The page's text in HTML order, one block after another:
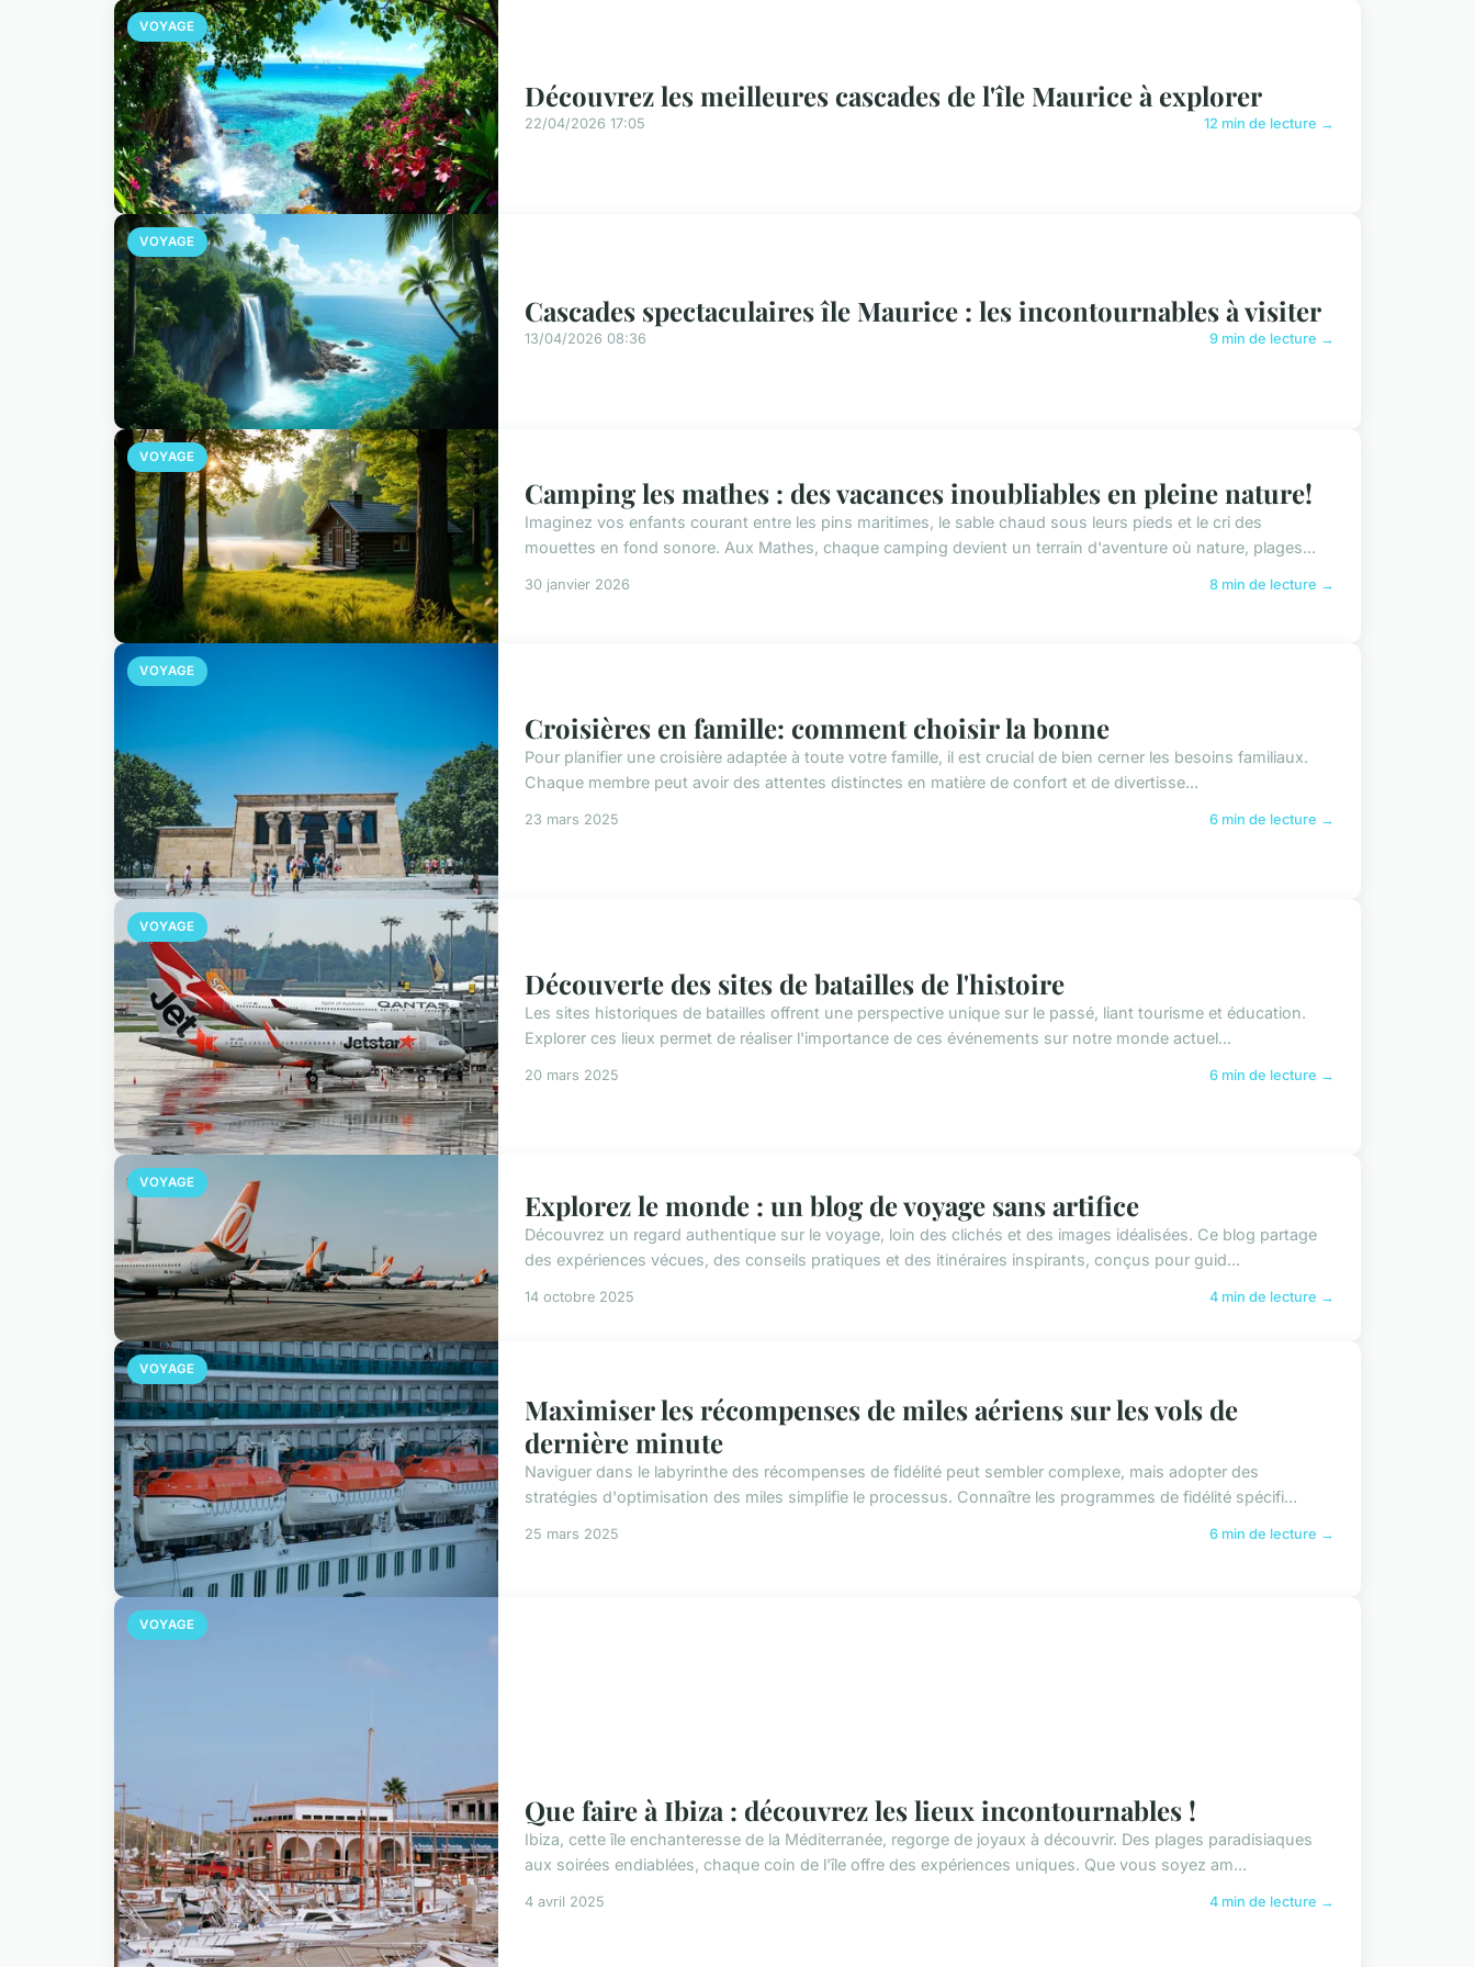
VOYAGE
Découvrez les meilleures cascades de l'île Maurice à explorer
22/04/2026 17:05 12 min de lecture →
VOYAGE
Cascades spectaculaires île Maurice : les incontournables à visiter
13/04/2026 08:36 9 min de lecture →
VOYAGE
Camping les mathes : des vacances inoubliables en pleine nature!
Imaginez vos enfants courant entre les pins maritimes, le sable chaud sous leurs pieds et le cri des
mouettes en fond sonore. Aux Mathes, chaque camping devient un terrain d'aventure où nature, plages...
30 janvier 2026 8 min de lecture →
VOYAGE
Croisières en famille: comment choisir la bonne
Pour planifier une croisière adaptée à toute votre famille, il est crucial de bien cerner les besoins familiaux.
Chaque membre peut avoir des attentes distinctes en matière de confort et de divertisse...
23 mars 2025 6 min de lecture →
VOYAGE
Découverte des sites de batailles de l'histoire
Les sites historiques de batailles offrent une perspective unique sur le passé, liant tourisme et éducation.
Explorer ces lieux permet de réaliser l'importance de ces événements sur notre monde actuel...
20 mars 2025 6 min de lecture →
VOYAGE
Explorez le monde : un blog de voyage sans artifice
Découvrez un regard authentique sur le voyage, loin des clichés et des images idéalisées. Ce blog partage
des expériences vécues, des conseils pratiques et des itinéraires inspirants, conçus pour guid...
14 octobre 2025 4 min de lecture →
VOYAGE
Maximiser les récompenses de miles aériens sur les vols de
dernière minute
Naviguer dans le labyrinthe des récompenses de fidélité peut sembler complexe, mais adopter des
stratégies d'optimisation des miles simplifie le processus. Connaître les programmes de fidélité spécifi...
25 mars 2025 6 min de lecture →
VOYAGE
Que faire à Ibiza : découvrez les lieux incontournables !
Ibiza, cette île enchanteresse de la Méditerranée, regorge de joyaux à découvrir. Des plages paradisiaques
aux soirées endiablées, chaque coin de l'île offre des expériences uniques. Que vous soyez am...
4 avril 2025 4 min de lecture →